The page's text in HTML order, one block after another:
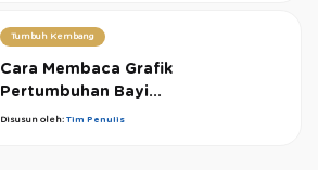
Tumbuh Kembang
Cara Membaca Grafik
Pertumbuhan Bayi...
Disusun oleh: Tim Penulis